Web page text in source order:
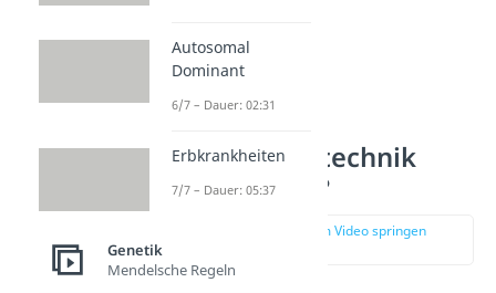
Wo wird Gentechnik
angewendet?
zur Stelle im Video springen
Autosomal
Dominant
6/7 – Dauer: 02:31
Erbkrankheiten
7/7 – Dauer: 05:37
Genetik
Mendelsche Regeln